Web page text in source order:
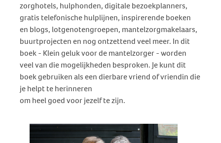
zorghotels, hulphonden, digitale bezoekplanners,
gratis telefonische hulplijnen, inspirerende boeken
en blogs, lotgenotengroepen, mantelzorgmakelaars,
buurtprojecten en nog ontzettend veel meer. In dit
boek - Klein geluk voor de mantelzorger - worden
veel van die mogelijkheden besproken. Je kunt dit
boek gebruiken als een dierbare vriend of vriendin die
je helpt te herinneren
om heel goed voor jezelf te zijn.